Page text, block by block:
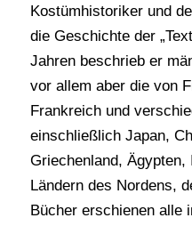
Kostümhistoriker und
die Geschichte der
Jahren beschrieb er
vor allem aber die von
Frankreich und
einschließlich Japan,
Griechenland,
Ländern des Nordens,
Bücher erschienen alle